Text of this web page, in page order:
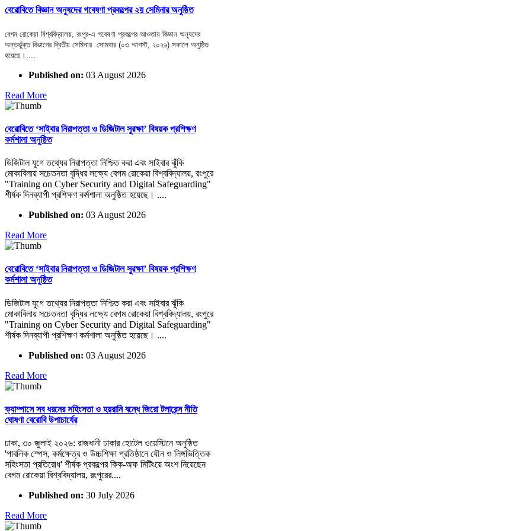
বেরোবিতে বিজ্ঞান অনুষদের গবেষণা প্রকল্পের ২য় সেমিনার অনুষ্ঠিত
বেগম রোকেয়া বিশ্ববিদ্যালয়, রংপুর-এ গবেষণা প্রকল্পের আওতায় বিজ্ঞান অনুষদের
অন্তর্ভুক্ত বিভাগের দ্বিতীয় সেমিনার সোমবার (০৩ আগস্ট, ২০২৬) সকালে অনুষ্ঠিত
হয়েছে।....
Published on: 03 August 2026
Read More
বেরোবিতে ‘সাইবার নিরাপত্তা ও ডিজিটাল সুরক্ষা’ বিষয়ক প্রশিক্ষণ
কর্মশালা অনুষ্ঠিত
ডিজিটাল যুগে তথ্যের নিরাপত্তা নিশ্চিত করা এবং সাইবার ঝুঁকি
মোকাবিলায় সচেতনতা বৃদ্ধির লক্ষ্যে বেগম রোকেয়া বিশ্ববিদ্যালয়, রংপুরে
"Training on Cyber Security and Digital Safeguarding"
শীর্ষক দিনব্যাপী প্রশিক্ষণ কর্মশালা অনুষ্ঠিত হয়েছে। ....
Published on: 03 August 2026
Read More
বেরোবিতে ‘সাইবার নিরাপত্তা ও ডিজিটাল সুরক্ষা’ বিষয়ক প্রশিক্ষণ
কর্মশালা অনুষ্ঠিত
ডিজিটাল যুগে তথ্যের নিরাপত্তা নিশ্চিত করা এবং সাইবার ঝুঁকি
মোকাবিলায় সচেতনতা বৃদ্ধির লক্ষ্যে বেগম রোকেয়া বিশ্ববিদ্যালয়, রংপুরে
"Training on Cyber Security and Digital Safeguarding"
শীর্ষক দিনব্যাপী প্রশিক্ষণ কর্মশালা অনুষ্ঠিত হয়েছে। ....
Published on: 03 August 2026
Read More
ক্যাম্পাসে সব ধরনের সহিংসতা ও হয়রানি বন্ধে জিরো টলারেন্স নীতি
ঘোষণা বেরোবি উপাচার্যের
ঢাকা, ৩০ জুলাই ২০২৬: রাজধানী ঢাকার হোটেল ওয়েস্টিনে অনুষ্ঠিত
'পাবলিক স্পেস, কর্মক্ষেত্র ও উচ্চশিক্ষা প্রতিষ্ঠানে যৌন ও লিঙ্গভিত্তিক
সহিংসতা প্রতিরোধ' শীর্ষক প্রকল্পের কিক-অফ মিটিংয়ে অংশ নিয়েছেন
বেগম রোকেয়া বিশ্ববিদ্যালয়, রংপুরের....
Published on: 30 July 2026
Read More